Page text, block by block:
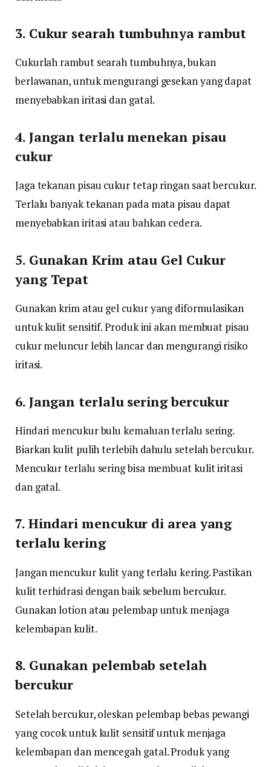
3. Cukur searah tumbuhnya rambut
Cukurlah rambut searah tumbuhnya, bukan
berlawanan, untuk mengurangi gesekan yang dapat
menyebabkan iritasi dan gatal.
4. Jangan terlalu menekan pisau
cukur
Jaga tekanan pisau cukur tetap ringan saat bercukur.
Terlalu banyak tekanan pada mata pisau dapat
menyebabkan iritasi atau bahkan cedera.
5. Gunakan Krim atau Gel Cukur
yang Tepat
Gunakan krim atau gel cukur yang diformulasikan
untuk kulit sensitif. Produk ini akan membuat pisau
cukur meluncur lebih lancar dan mengurangi risiko
iritasi.
6. Jangan terlalu sering bercukur
Hindari mencukur bulu kemaluan terlalu sering.
Biarkan kulit pulih terlebih dahulu setelah bercukur.
Mencukur terlalu sering bisa membuat kulit iritasi
dan gatal.
7. Hindari mencukur di area yang
terlalu kering
Jangan mencukur kulit yang terlalu kering. Pastikan
kulit terhidrasi dengan baik sebelum bercukur.
Gunakan lotion atau pelembap untuk menjaga
kelembapan kulit.
8. Gunakan pelembab setelah
bercukur
Setelah bercukur, oleskan pelembap bebas pewangi
yang cocok untuk kulit sensitif untuk menjaga
kelembapan dan mencegah gatal. Produk yang